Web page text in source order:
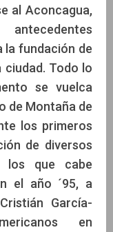
al Aconcagua,
la fundación de
ciudad. Todo lo
se vuelca
de Montaña de
los primeros
de diversos
los que cabe
el año ´95, a
García-
en